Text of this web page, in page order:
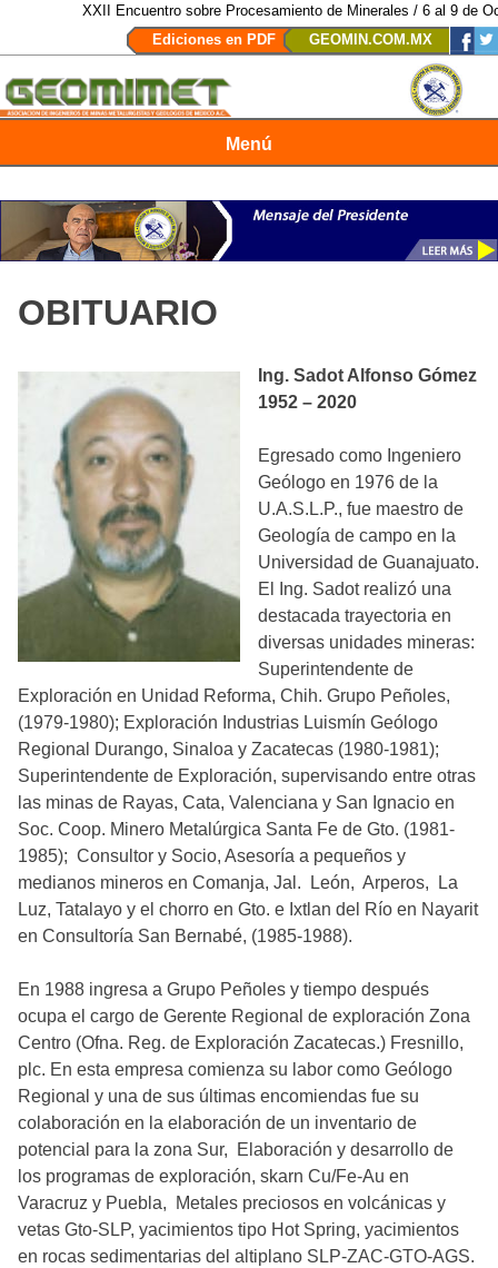
XXII Encuentro sobre Procesamiento de Minerales / 6 al 9 de
Ediciones en PDF
GEOMIN.COM.MX
Menú
OBITUARIO
Ing. Sadot Alfonso Gómez
1952 – 2020
Egresado como Ingeniero
Geólogo en 1976 de la
U.A.S.L.P., fue maestro de
Geología de campo en la
Universidad de Guanajuato.
El Ing. Sadot realizó una
destacada trayectoria en
diversas unidades mineras:
Superintendente de
Exploración en Unidad Reforma, Chih. Grupo Peñoles,
(1979-1980); Exploración Industrias Luismín Geólogo
Regional Durango, Sinaloa y Zacatecas (1980-1981);
Superintendente de Exploración, supervisando entre otras
las minas de Rayas, Cata, Valenciana y San Ignacio en
Soc. Coop. Minero Metalúrgica Santa Fe de Gto. (1981-
1985); Consultor y Socio, Asesoría a pequeños y
medianos mineros en Comanja, Jal. León, Arperos, La
Luz, Tatalayo y el chorro en Gto. e Ixtlan del Río en Nayarit
en Consultoría San Bernabé, (1985-1988).
En 1988 ingresa a Grupo Peñoles y tiempo después
ocupa el cargo de Gerente Regional de exploración Zona
Centro (Ofna. Reg. de Exploración Zacatecas.) Fresnillo,
plc. En esta empresa comienza su labor como Geólogo
Regional y una de sus últimas encomiendas fue su
colaboración en la elaboración de un inventario de
potencial para la zona Sur, Elaboración y desarrollo de
los programas de exploración, skarn Cu/Fe-Au en
Varacruz y Puebla, Metales preciosos en volcánicas y
vetas Gto-SLP, yacimientos tipo Hot Spring, yacimientos
en rocas sedimentarias del altiplano SLP-ZAC-GTO-AGS.